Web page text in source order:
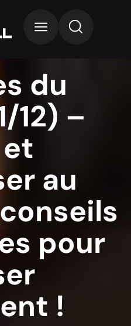
du
12) –
au
pour
!